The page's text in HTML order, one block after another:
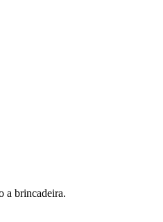
a brincadeira.